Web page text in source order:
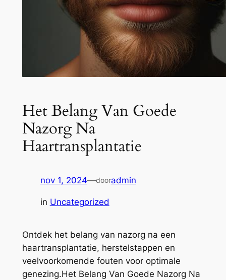
Het Belang Van Goede
Nazorg Na
Haartransplantatie
nov 1, 2024—dooradmin
in Uncategorized
Ontdek het belang van nazorg na een
haartransplantatie, herstelstappen en
veelvoorkomende fouten voor optimale
genezing.Het Belang Van Goede Nazorg Na